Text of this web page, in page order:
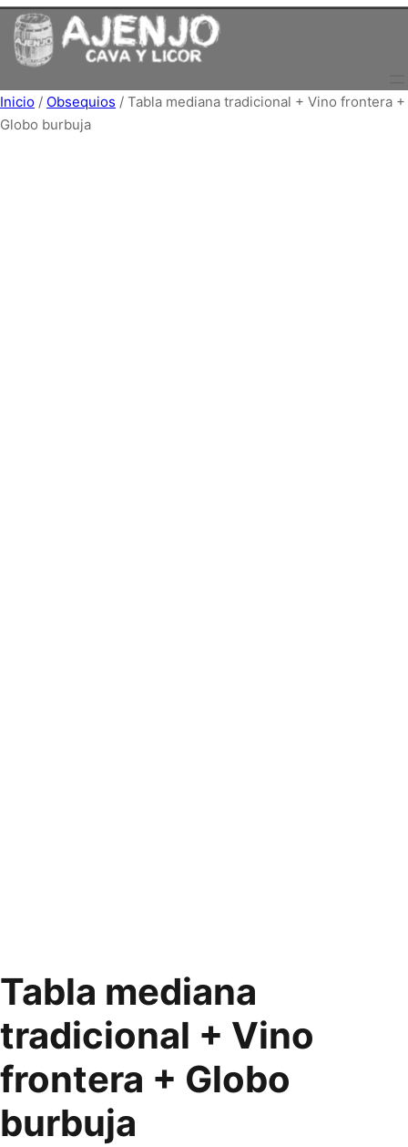
Saltar
contenido
Inicio / Obsequios / Tabla mediana tradicional + Vino frontera +
Globo burbuja
Tabla mediana
tradicional + Vino
frontera + Globo
burbuja